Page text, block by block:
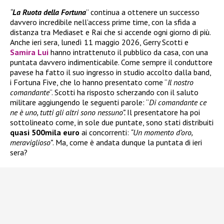
“La Ruota della Fortuna” continua a ottenere un successo
davvero incredibile nell’access prime time, con la sfida a
distanza tra Mediaset e Rai che si accende ogni giorno di più.
Anche ieri sera, lunedì 11 maggio 2026, Gerry Scotti e
Samira Lui hanno intrattenuto il pubblico da casa, con una
puntata davvero indimenticabile. Come sempre il conduttore
pavese ha fatto il suo ingresso in studio accolto dalla band,
i Fortuna Five, che lo hanno presentato come “Il nostro
comandante“. Scotti ha risposto scherzando con il saluto
militare aggiungendo le seguenti parole: “Di comandante ce
ne è uno, tutti gli altri sono nessuno”. Il presentatore ha poi
sottolineato come, in sole due puntate, sono stati distribuiti
quasi 500mila euro ai concorrenti: “Un momento d’oro,
meraviglioso”. Ma, come è andata dunque la puntata di ieri
sera?